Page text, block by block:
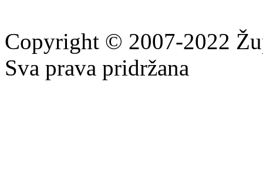
Copyright © 2007-2022
Sva prava pridržana